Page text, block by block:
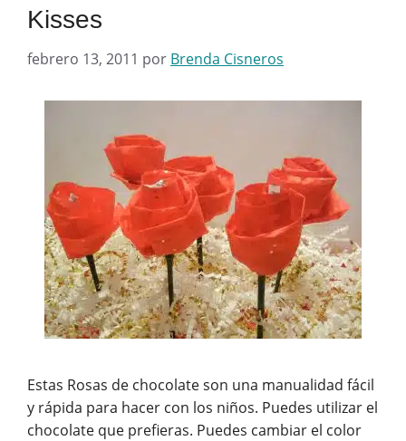
Kisses
febrero 13, 2011 por Brenda Cisneros
Estas Rosas de chocolate son una manualidad fácil
y rápida para hacer con los niños. Puedes utilizar el
chocolate que prefieras. Puedes cambiar el color